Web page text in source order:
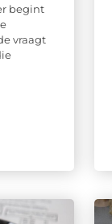
begint
vraagt